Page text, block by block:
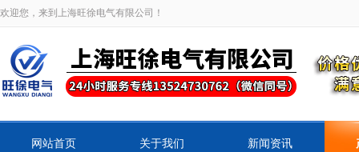
欢迎您，来到上海旺徐电气有限公司！
网站首页 关于我们 新闻资讯